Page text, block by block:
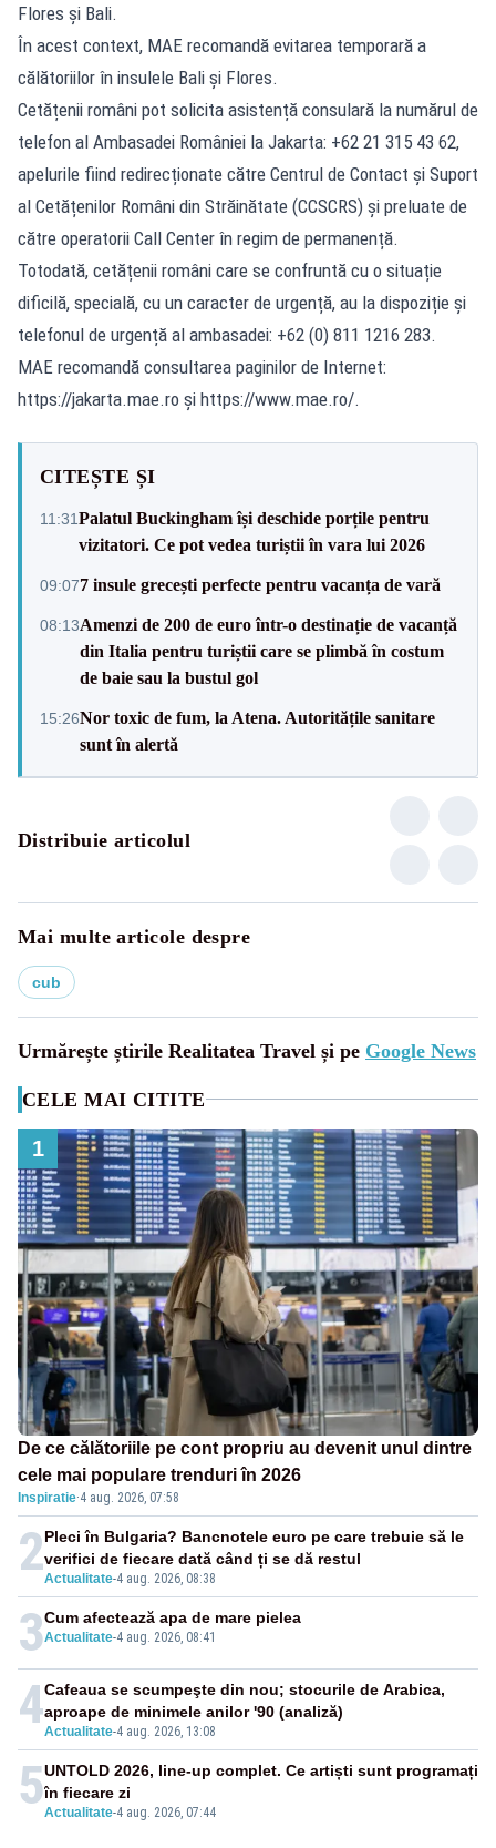
Flores și Bali.
În acest context, MAE recomandă evitarea temporară a
călătoriilor în insulele Bali și Flores.
Cetățenii români pot solicita asistență consulară la numărul de
telefon al Ambasadei României la Jakarta: +62 21 315 43 62,
apelurile fiind redirecționate către Centrul de Contact și Suport
al Cetățenilor Români din Străinătate (CCSCRS) și preluate de
către operatorii Call Center în regim de permanență.
Totodată, cetățenii români care se confruntă cu o situație
dificilă, specială, cu un caracter de urgență, au la dispoziție și
telefonul de urgență al ambasadei: +62 (0) 811 1216 283.
MAE recomandă consultarea paginilor de Internet:
https://jakarta.mae.ro și https://www.mae.ro/.
CITEȘTE ȘI
11:31Palatul Buckingham își deschide porțile pentru
vizitatori. Ce pot vedea turiștii în vara lui 2026
09:077 insule grecești perfecte pentru vacanța de vară
08:13Amenzi de 200 de euro într-o destinație de vacanță
din Italia pentru turiștii care se plimbă în costum
de baie sau la bustul gol
15:26Nor toxic de fum, la Atena. Autoritățile sanitare
sunt în alertă
Distribuie articolul
Mai multe articole despre
cub
Urmărește știrile Realitatea Travel și pe Google News
CELE MAI CITITE
1
De ce călătoriile pe cont propriu au devenit unul dintre
cele mai populare trenduri în 2026
Inspiratie·4 aug. 2026, 07:58
2Actualitate-4 aug. 2026, 08:38
Pleci în Bulgaria? Bancnotele euro pe care trebuie să le
verifici de fiecare dată când ți se dă restul
3Actualitate-4 aug. 2026, 08:41
Cum afectează apa de mare pielea
4Actualitate-4 aug. 2026, 13:08
Cafeaua se scumpeşte din nou; stocurile de Arabica,
aproape de minimele anilor '90 (analiză)
5Actualitate-4 aug. 2026, 07:44
UNTOLD 2026, line-up complet. Ce artiști sunt programați
în fiecare zi